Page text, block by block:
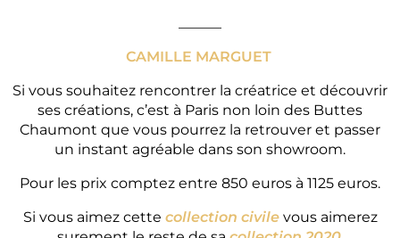
CAMILLE MARGUET
Si vous souhaitez rencontrer la créatrice et découvrir
ses créations, c’est à Paris non loin des Buttes
Chaumont que vous pourrez la retrouver et passer
un instant agréable dans son showroom.
Pour les prix comptez entre 850 euros à 1125 euros.
Si vous aimez cette collection civilevous aimerez